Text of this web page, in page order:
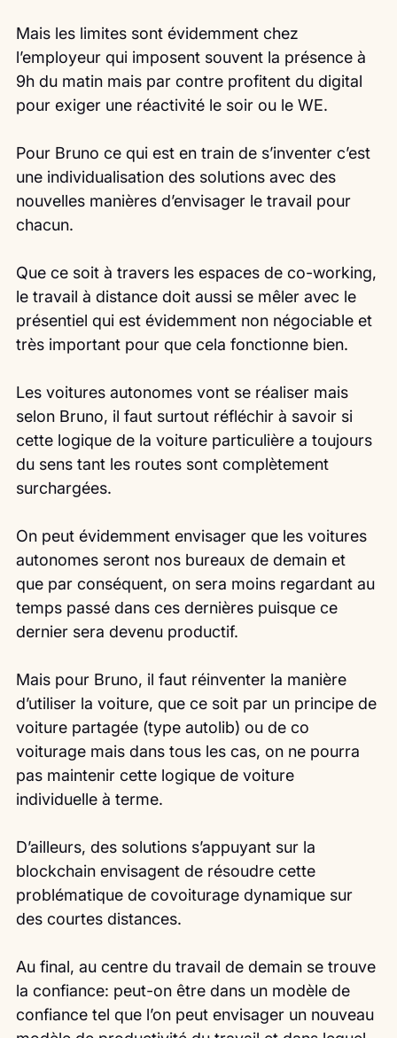
Mais les limites sont évidemment chez
l’employeur qui imposent souvent la présence à
9h du matin mais par contre profitent du digital
pour exiger une réactivité le soir ou le WE.
Pour Bruno ce qui est en train de s’inventer c’est
une individualisation des solutions avec des
nouvelles manières d’envisager le travail pour
chacun.
Que ce soit à travers les espaces de co-working,
le travail à distance doit aussi se mêler avec le
présentiel qui est évidemment non négociable et
très important pour que cela fonctionne bien.
Les voitures autonomes vont se réaliser mais
selon Bruno, il faut surtout réfléchir à savoir si
cette logique de la voiture particulière a toujours
du sens tant les routes sont complètement
surchargées.
On peut évidemment envisager que les voitures
autonomes seront nos bureaux de demain et
que par conséquent, on sera moins regardant au
temps passé dans ces dernières puisque ce
dernier sera devenu productif.
Mais pour Bruno, il faut réinventer la manière
d’utiliser la voiture, que ce soit par un principe de
voiture partagée (type autolib) ou de co
voiturage mais dans tous les cas, on ne pourra
pas maintenir cette logique de voiture
individuelle à terme.
D’ailleurs, des solutions s’appuyant sur la
blockchain envisagent de résoudre cette
problématique de covoiturage dynamique sur
des courtes distances.
Au final, au centre du travail de demain se trouve
la confiance: peut-on être dans un modèle de
confiance tel que l’on peut envisager un nouveau